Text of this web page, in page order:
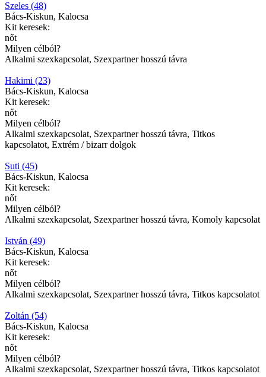
Szeles (48)
Bács-Kiskun, Kalocsa
Kit keresek:
nőt
Milyen célból?
Alkalmi szexkapcsolat, Szexpartner hosszú távra
Hakimi (23)
Bács-Kiskun, Kalocsa
Kit keresek:
nőt
Milyen célból?
Alkalmi szexkapcsolat, Szexpartner hosszú távra, Titkos
kapcsolatot, Extrém / bizarr dolgok
Suti (45)
Bács-Kiskun, Kalocsa
Kit keresek:
nőt
Milyen célból?
Alkalmi szexkapcsolat, Szexpartner hosszú távra, Komoly kapcsolat
István (49)
Bács-Kiskun, Kalocsa
Kit keresek:
nőt
Milyen célból?
Alkalmi szexkapcsolat, Szexpartner hosszú távra, Titkos kapcsolatot
Zoltán (54)
Bács-Kiskun, Kalocsa
Kit keresek:
nőt
Milyen célból?
Alkalmi szexkapcsolat, Szexpartner hosszú távra, Titkos kapcsolatot